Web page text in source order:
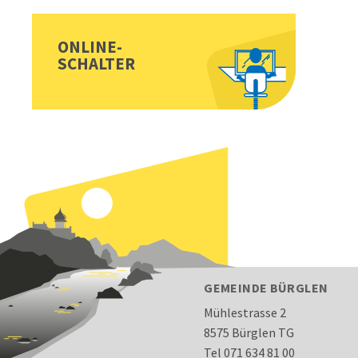
ONLINE-
SCHALTER
FOOTER
GEMEINDE BÜRGLEN
Mühlestrasse 2
8575 Bürglen TG
Tel 071 634 81 00